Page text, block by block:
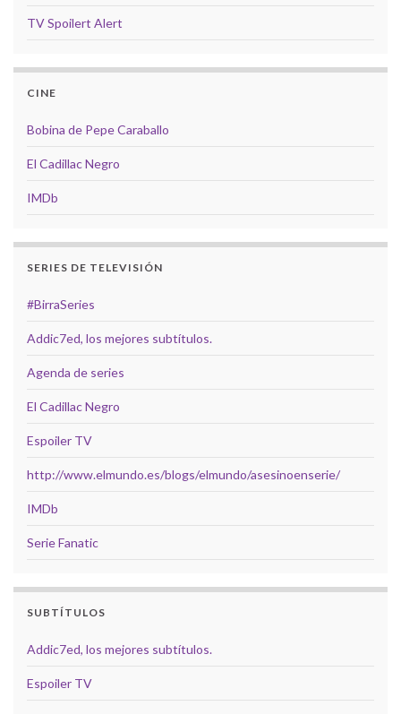
TV Spoilert Alert
CINE
Bobina de Pepe Caraballo
El Cadillac Negro
IMDb
SERIES DE TELEVISIÓN
#BirraSeries
Addic7ed, los mejores subtítulos.
Agenda de series
El Cadillac Negro
Espoiler TV
http://www.elmundo.es/blogs/elmundo/asesinoenserie/
IMDb
Serie Fanatic
SUBTÍTULOS
Addic7ed, los mejores subtítulos.
Espoiler TV